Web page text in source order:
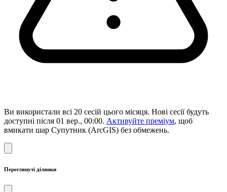
Ви використали всі 20 сесій цього місяця. Нові сесії будуть
доступні після 01 вер., 00:00. Активуйте преміум, щоб
вмикати шар Супутник (ArcGIS) без обмежень.
Переглянуті ділянки